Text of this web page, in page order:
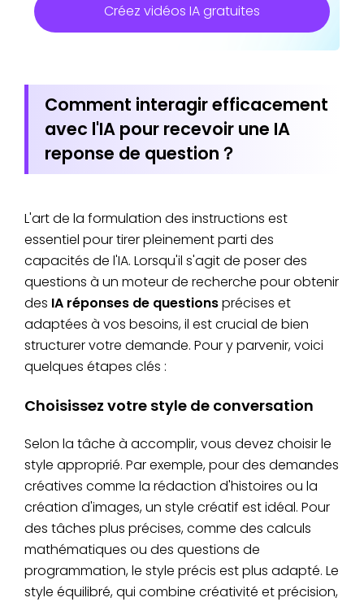
Créez vidéos IA gratuites
Comment interagir efficacement
avec l'IA pour recevoir une IA
reponse de question？
L'art de la formulation des instructions est
essentiel pour tirer pleinement parti des
capacités de l'IA. Lorsqu'il s'agit de poser des
questions à un moteur de recherche pour obtenir
des IA réponses de questionsprécises et
adaptées à vos besoins, il est crucial de bien
structurer votre demande. Pour y parvenir, voici
quelques étapes clés :
Choisissez votre style de conversation
Selon la tâche à accomplir, vous devez choisir le
style approprié. Par exemple, pour des demandes
créatives comme la rédaction d'histoires ou la
création d'images, un style créatif est idéal. Pour
des tâches plus précises, comme des calculs
mathématiques ou des questions de
programmation, le style précis est plus adapté. Le
style équilibré, qui combine créativité et précision,